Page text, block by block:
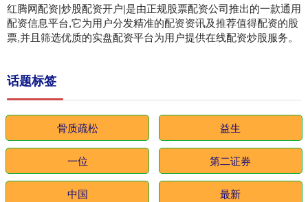
红腾网配资|炒股配资开户|是由正规股票配资公司推出的一款通用
配资信息平台,它为用户分发精准的配资资讯及推荐值得配资的股
票,并且筛选优质的实盘配资平台为用户提供在线配资炒股服务。
话题标签
骨质疏松 益生
一位 第二证券
中国 最新